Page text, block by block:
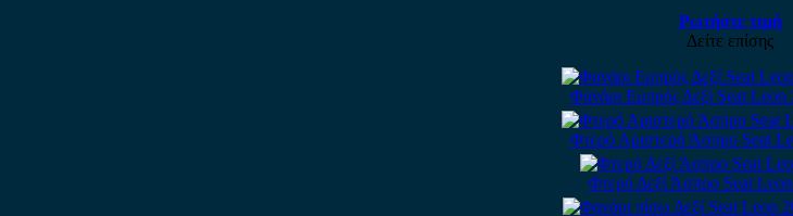
Ρωτήστε τιμή
Δείτε επίσης
Φανάρι Εμπρός Δεξί Seat
Φτερό Αριστερό Άσπρο Seat
Φτερό Δεξί Άσπρο Seat